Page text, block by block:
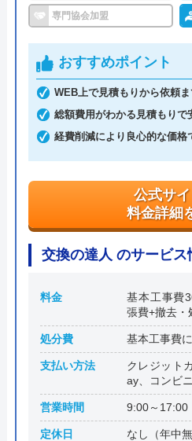
住設ショップリライブ
運営会社 有限会社ワ―
代表者 角田秀雄
創業・設立 平成17年5月
本社所在地
〒542-0061
大阪府大阪
ンフォ―ト
専門協会加盟
おすすめポイント
WEB上で見積もりから依頼
総額費用がわかる見積もりで
経費削減により良心的な価格
公式サ
料金詳細
交換の達人 のサービス
料金
基本工事費
張費+撤去・
処分費 基本工事費
支払い方法
クレジット
ay、コンビ
営業時間 9:00～17:00
定休日 なし（年中無